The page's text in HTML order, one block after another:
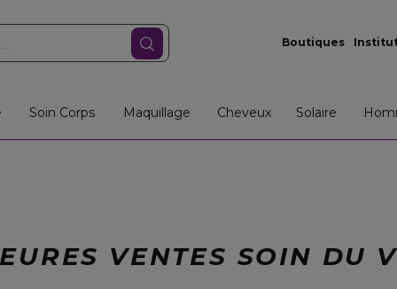
Boutiques
Soin Corps Maquillage Cheveux Solaire
VENTES SOIN DU